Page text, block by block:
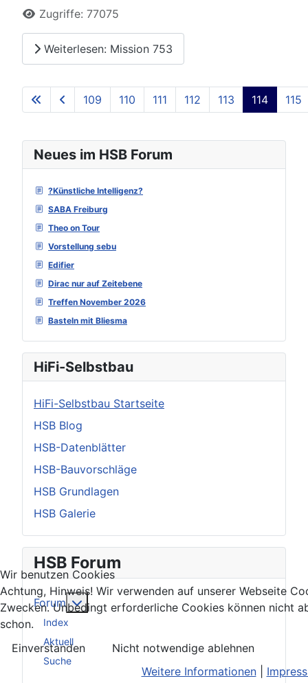
Neues im HSB Forum
?Künstliche Intelligenz?
SABA Freiburg
Theo on Tour
Vorstellung sebu
Edifier
Dirac nur auf Zeitebene
Treffen November 2026
Basteln mit Bliesma
HiFi-Selbstbau
HiFi-Selbstbau Startseite
HSB Blog
HSB-Datenblätter
HSB-Bauvorschläge
HSB Grundlagen
HSB Galerie
HSB Forum
Forum Weitere Informationen: Forum
Index
Aktuell
Suche
Zugriffe: 77075
Weiterlesen: Mission 753
Seite 114 von 129
109 110 111 112 113 114 115
Wir benutzen Cookies
Achtung, Hinweis! Wir verwenden auf unserer Webseite
Zwecken. Unbedingt erforderliche Cookies können nicht
schon.
Einverstanden
Nicht notwendige ablehnen
Weitere Informationen|